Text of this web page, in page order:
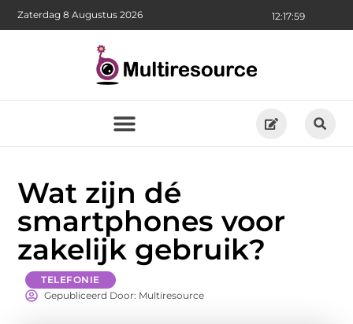
12:18:00
Zaterdag 8 Augustus 2026
Wat zijn dé
smartphones voor
zakelijk gebruik?
TELEFONIE
Gepubliceerd Door: Multiresource